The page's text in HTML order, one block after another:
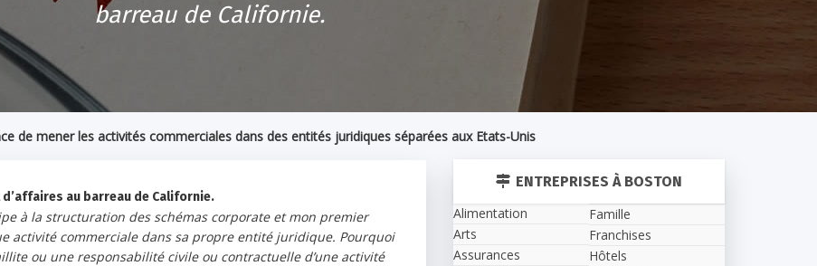
barreau de Californie.
de mener les activités commerciales dans des entités juridiques séparées aux Etats-Unis
au barreau de Californie.
à la structuration des schémas corporate et mon premier
activité commerciale dans sa propre entité juridique. Pourquoi
ou une responsabilité civile ou contractuelle d’une activité
ENTREPRISES À BOSTON
Alimentation
Arts
Assurances
Famille
Franchises
Hôtels